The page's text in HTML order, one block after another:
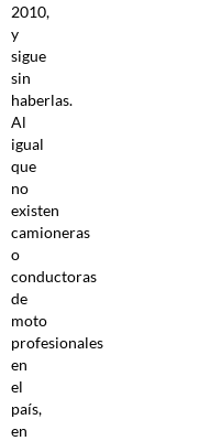
2010,
y
sigue
sin
haberlas.
Al
igual
que
no
existen
camioneras
o
conductoras
de
moto
profesionales
en
el
país,
en